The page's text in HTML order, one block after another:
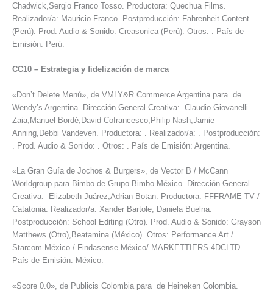
Chadwick,Sergio Franco Tosso. Productora: Quechua Films.
Realizador/a: Mauricio Franco. Postproducción: Fahrenheit Content
(Perú). Prod. Audio & Sonido: Creasonica (Perú). Otros: . País de
Emisión: Perú.
CC10 – Estrategia y fidelización de marca
«Don’t Delete Menú», de VMLY&R Commerce Argentina para de
Wendy’s Argentina. Dirección General Creativa: Claudio Giovanelli
Zaia,Manuel Bordé,David Cofrancesco,Philip Nash,Jamie
Anning,Debbi Vandeven. Productora: . Realizador/a: . Postproducción:
. Prod. Audio & Sonido: . Otros: . País de Emisión: Argentina.
«La Gran Guía de Jochos & Burgers», de Vector B / McCann
Worldgroup para Bimbo de Grupo Bimbo México. Dirección General
Creativa: Elizabeth Juárez,Adrian Botan. Productora: FFFRAME TV /
Catatonia. Realizador/a: Xander Bartole, Daniela Buelna.
Postproducción: School Editing (Otro). Prod. Audio & Sonido: Grayson
Matthews (Otro),Beatamina (México). Otros: Performance Art /
Starcom México / Findasense México/ MARKETTIERS 4DCLTD.
País de Emisión: México.
«Score 0.0», de Publicis Colombia para de Heineken Colombia.